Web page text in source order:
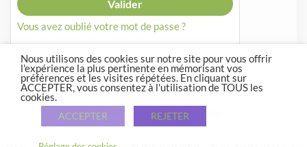
Vous avez oublié votre mot de passe ?
Crée par WordPressetCourage
Nous utilisons des cookies sur notre site pour vous offrir
l'expérience la plus pertinente en mémorisant vos
préférences et les visites répétées. En cliquant sur
ACCEPTER, vous consentez à l'utilisation de TOUS les
cookies.
ACCEPTER
REJETER